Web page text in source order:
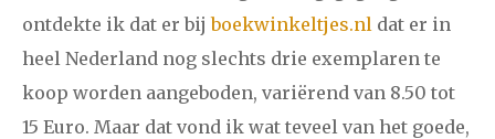
december
ontdekte ik dat er bijboekwinkeltjes.nl dat er in
heel Nederland nog slechts drie exemplaren te
koop worden aangeboden, variërend van 8.50 tot
15 Euro. Maar dat vond ik wat teveel van het goede,